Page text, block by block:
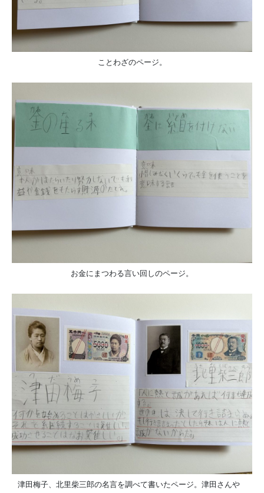
ことわざのページ。
お金にまつわる言い回しのページ。
津田梅子、北里柴三郎の名言を調べて書いたページ。津田さんや